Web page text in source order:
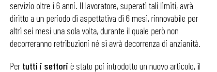
servizio oltre i 6 anni. Il lavoratore, superati tali limiti, avrà
diritto a un periodo di aspettativa di 6 mesi, rinnovabile per
altri sei mesi una sola volta, durante il quale però non
decorreranno retribuzioni né si avrà decorrenza di anzianità.
Per tutti i settori è stato poi introdotto un nuovo articolo, il